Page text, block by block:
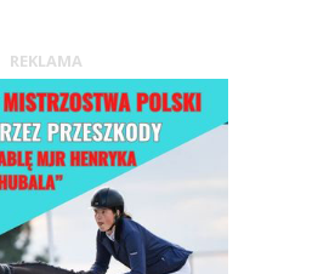
REKLAMA